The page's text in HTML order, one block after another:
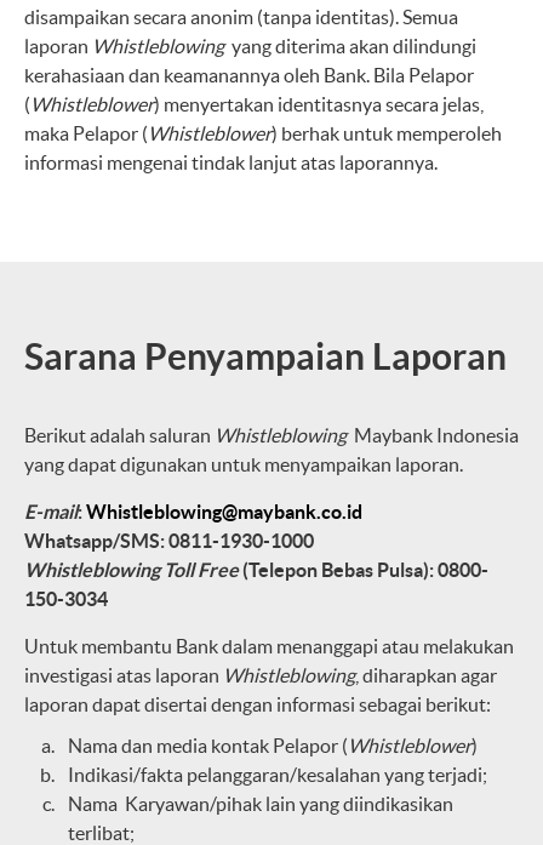
disampaikan secara anonim (tanpa identitas). Semua
laporan Whistleblowingyang diterima akan dilindungi
kerahasiaan dan keamanannya oleh Bank. Bila Pelapor
( Whistleblower) menyertakan identitasnya secara jelas,
maka Pelapor ( Whistleblower) berhak untuk memperoleh
informasi mengenai tindak lanjut atas laporannya.
Sarana Penyampaian Laporan
Berikut adalah saluran WhistleblowingMaybank Indonesia
yang dapat digunakan untuk menyampaikan laporan.
E-mail:Whistleblowing@maybank.co.id
Whatsapp/SMS: 0811-1930-1000
Whistleblowing Toll Free(Telepon Bebas Pulsa): 0800-
150-3034
Untuk membantu Bank dalam menanggapi atau melakukan
investigasi atas laporan Whistleblowing, diharapkan agar
laporan dapat disertai dengan informasi sebagai berikut:
Nama dan media kontak Pelapor ( Whistleblower)
Indikasi/fakta pelanggaran/kesalahan yang terjadi;
Nama Karyawan/pihak lain yang diindikasikan
terlibat;